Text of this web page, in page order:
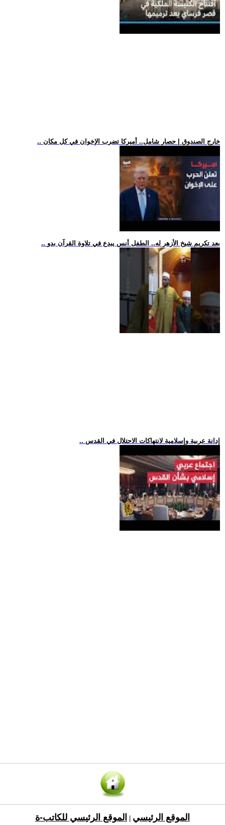
.. خارج الصندوق | حصار شامل.. أميركا تضرب الإخوان في كل مكان
.. بعد تكريم شيخ الأزهر له.. الطفل أنس يبدع في تلاوة القرآن بدو
.. إدانة عربية وإسلامية لانتهاكات الاحتلال في القدس
الموقع الرئيسي الموقع الرئيسي للكاتب-ة